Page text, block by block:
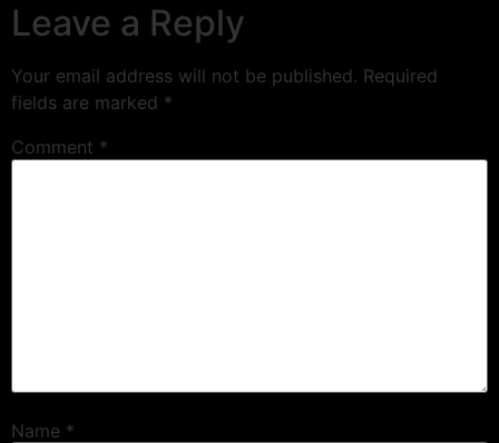
Leave a Reply
Your email address will not be published. Required
fields are marked *
Comment *
Name *